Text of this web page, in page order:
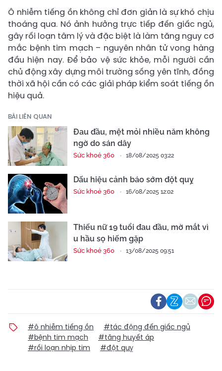
Ô nhiễm tiếng ồn không chỉ đơn giản là sự khó chịu
thoáng qua. Nó ảnh hưởng trực tiếp đến giấc ngủ,
gây rối loạn tâm lý và đặc biệt là làm tăng nguy cơ
mắc bệnh tim mạch – nguyên nhân tử vong hàng
đầu hiện nay. Để bảo vệ sức khỏe, mỗi người cần
chủ động xây dựng môi trường sống yên tĩnh, đồng
thời xã hội cần có các giải pháp kiểm soát tiếng ồn
hiệu quả.
BÀI LIÊN QUAN
Đau đầu, mệt mỏi nhiều năm không
ngờ do sán dây
Sức khoẻ 360 18/08/2025 03:22
Dấu hiệu cảnh báo sớm đột quỵ
Sức khoẻ 360 16/08/2025 12:02
Thiếu nữ 19 tuổi đau đầu, mờ mắt vì
u hầu sọ hiếm gặp
Sức khoẻ 360 13/08/2025 09:51
#ô nhiễm tiếng ồn
#tác động đến giấc ngủ
#bệnh tim mạch
#tăng huyết áp
#rối loạn nhịp tim
#đột quỵ